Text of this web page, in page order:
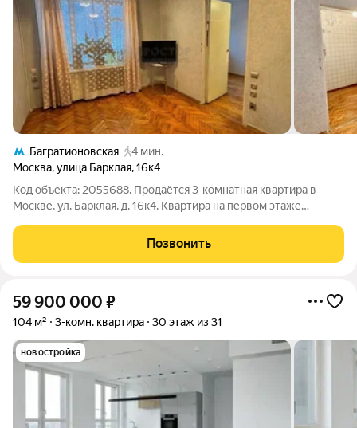
Багратионовская
4 мин.
Москва,улица Барклая,16к4
Код объекта: 2055688. Продаётся 3-комнатная квартира в
Москве, ул. Барклая, д. 16к4. Квартира на первом этаже
поэтому в ней комфортно в любое время года. Отличное
решение для тех, кто хочет
Позвонить
59 900 000 ₽
104 м² 3-комн. квартира 30 этаж из 31
новостройка